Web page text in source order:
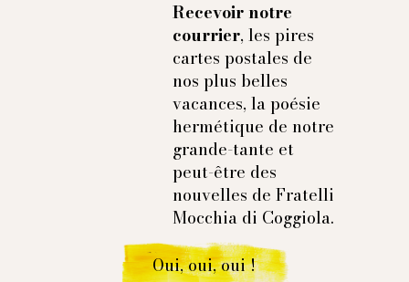
Recevoir notre
courrier, les pires
cartes postales de
nos plus belles
vacances, la poésie
hermétique de notre
grande-tante et
peut-être des
nouvelles de Fratelli
Mocchia di Coggiola.
Oui, oui, oui !